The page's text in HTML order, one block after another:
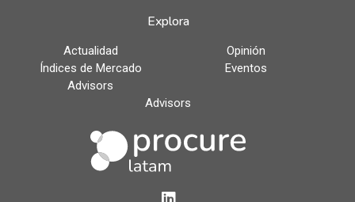
Explora
Actualidad
Opinión
Índices de Mercado
Eventos
Advisors
Advisors
LinkedIn